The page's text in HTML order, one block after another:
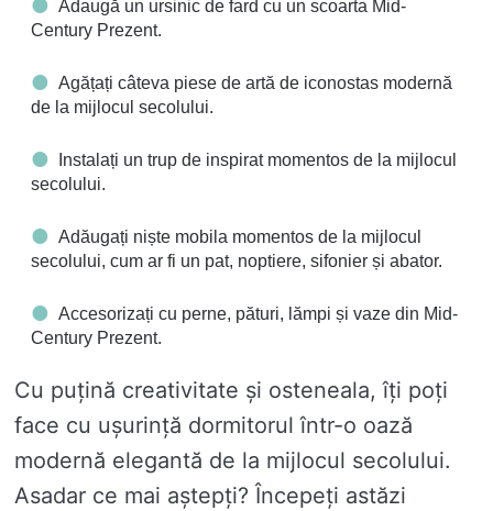
Adaugă un ursinic de fard cu un scoarta Mid-
Century Prezent.
Agățați câteva piese de artă de iconostas modernă
de la mijlocul secolului.
Instalați un trup de inspirat momentos de la mijlocul
secolului.
Adăugați niște mobila momentos de la mijlocul
secolului, cum ar fi un pat, noptiere, sifonier și abator.
Accesorizați cu perne, pături, lămpi și vaze din Mid-
Century Prezent.
Cu puțină creativitate și osteneala, îți poți
face cu ușurință dormitorul într-o oază
modernă elegantă de la mijlocul secolului.
Asadar ce mai aștepți? Începeți astăzi